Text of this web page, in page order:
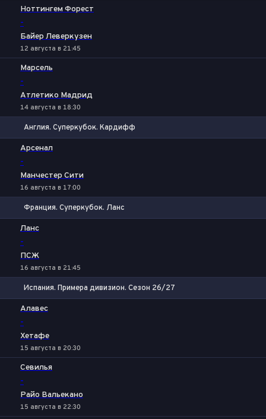
Ноттингем Форест
-
Байер Леверкузен
12 августа в 21:45
Марсель
-
Атлетико Мадрид
14 августа в 18:30
Англия. Суперкубок. Кардифф
Арсенал
-
Манчестер Сити
16 августа в 17:00
Франция. Суперкубок. Ланс
Ланс
-
ПСЖ
16 августа в 21:45
Испания. Примера дивизион. Сезон 26/27
Алавес
-
Хетафе
15 августа в 20:30
Севилья
-
Райо Вальекано
15 августа в 22:30